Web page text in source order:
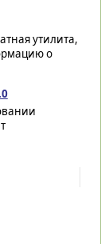
утилита,
о